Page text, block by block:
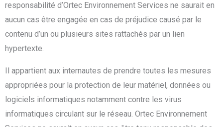
responsabilité d’Ortec Environnement Services ne saurait en
aucun cas être engagée en cas de préjudice causé par le
contenu d’un ou plusieurs sites rattachés par un lien
hypertexte.
Il appartient aux internautes de prendre toutes les mesures
appropriées pour la protection de leur matériel, données ou
logiciels informatiques notamment contre les virus
informatiques circulant sur le réseau. Ortec Environnement